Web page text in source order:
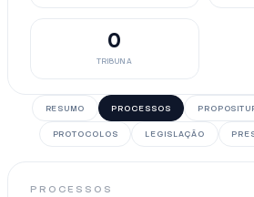
0
TRIBUNA
RESUMO PROCESSOS
PROTOCOLOS LEGISLAÇÃO
PROCESSOS